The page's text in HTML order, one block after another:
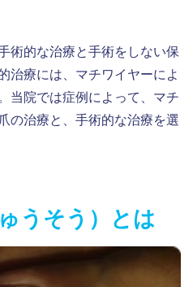
術的な治療と手術をしない保
治療には、マチワイヤーによ
当院では症例によって、マチ
の治療と、手術的な治療を選
うそう）とは